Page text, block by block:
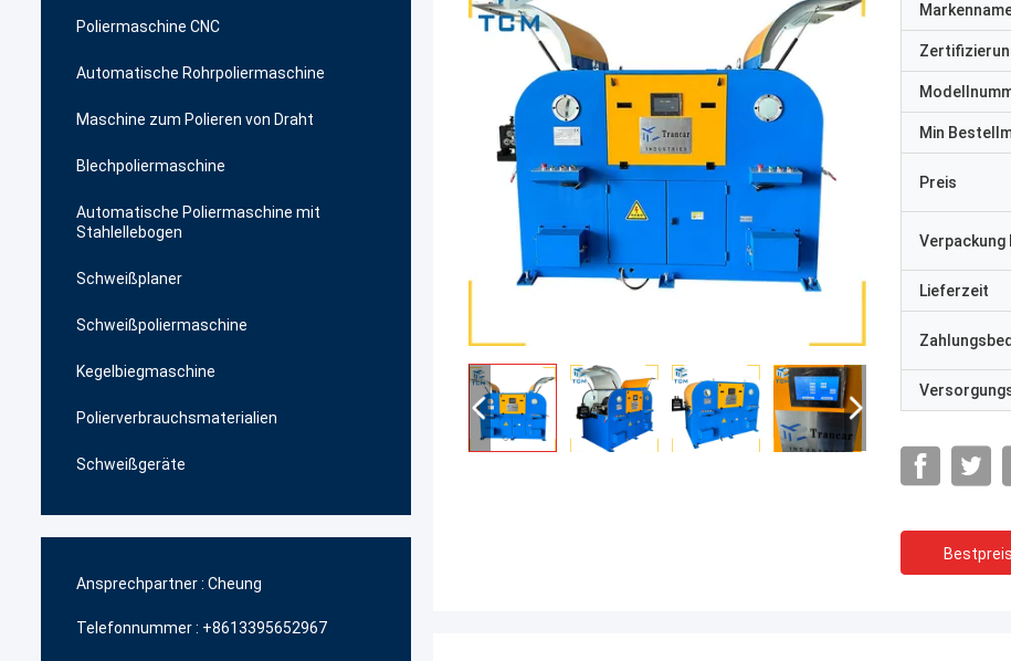
Poliermaschine CNC
Automatische Rohrpoliermaschine
Maschine zum Polieren von Draht
Blechpoliermaschine
Automatische Poliermaschine mit
Stahlellebogen
Schweißplaner
Schweißpoliermaschine
Kegelbiegmaschine
Polierverbrauchsmaterialien
Schweißgeräte
Ansprechpartner : Cheung
Telefonnummer : +8613395652967
Min
Preis
Lieferzeit
Bestpreis